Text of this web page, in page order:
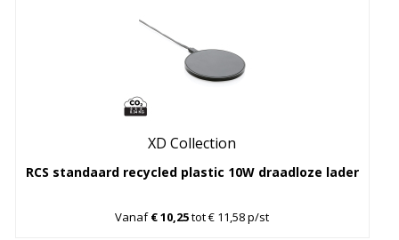
XD Collection
RCS standaard recycled plastic 10W draadloze lader
Vanaf€ 10,25tot € 11,58 p/st